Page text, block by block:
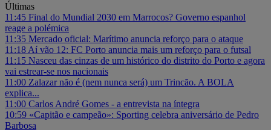
Últimas
11:45 Final do Mundial 2030 em Marrocos? Governo espanhol
reage a polémica
11:35 Mercado oficial: Marítimo anuncia reforço para o ataque
11:18 Aí vão 12: FC Porto anuncia mais um reforço para o futsal
11:15 Nasceu das cinzas de um histórico do distrito do Porto e agora
vai estrear-se nos nacionais
11:00 Zalazar não é (nem nunca será) um Trincão. A BOLA
explica...
11:00 Carlos André Gomes - a entrevista na íntegra
10:59 «Capitão e campeão»: Sporting celebra aniversário de Pedro
Barbosa